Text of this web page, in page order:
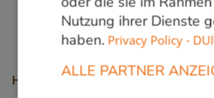
Holzarten
Nutzung ihrer Dienste
haben. Privacy Policy -
ALLE PARTNER